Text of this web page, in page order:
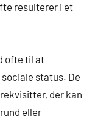
resulterer i et
ofte til at
status. De
der kan
eller